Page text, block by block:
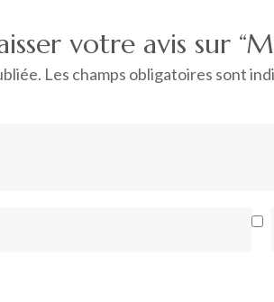
votre avis sur
Les champs obligatoires sont